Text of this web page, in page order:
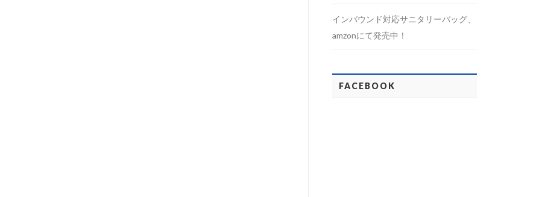
インバウンド対応サニタリーバッグ、
amzonにて発売中！
FACEBOOK